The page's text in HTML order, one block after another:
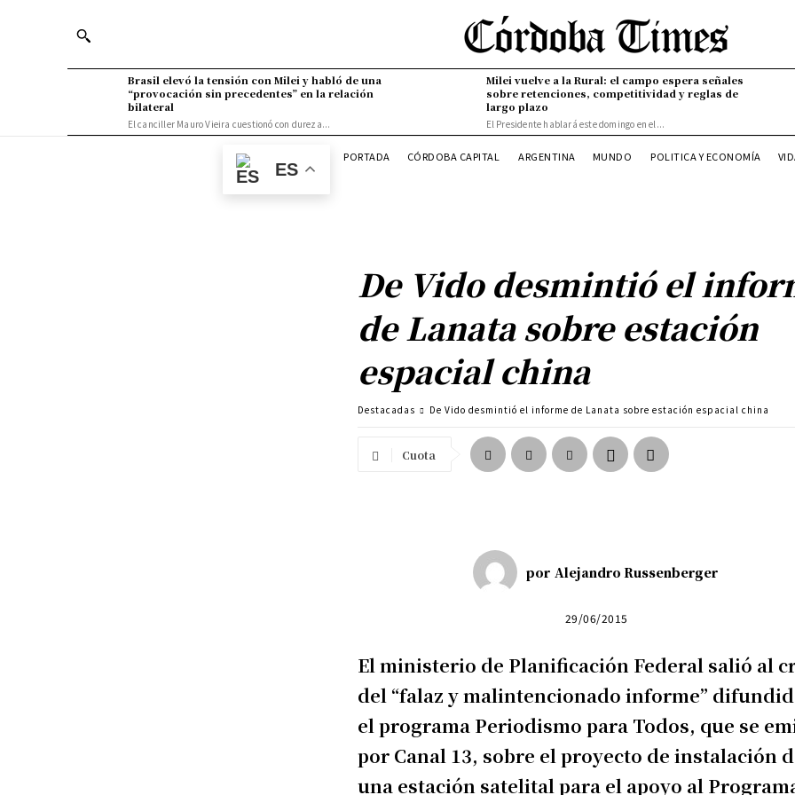
Brasil elevó la tensión con Milei y habló de una
“provocación sin precedentes” en la relación
bilateral
El canciller Mauro Vieira cuestionó con dureza...
Milei vuelve a la Rural: el campo espera señales
sobre retenciones, competitividad y reglas de
largo plazo
El Presidente hablará este domingo en el...
ES
PORTADA CÓRDOBA CAPITAL ARGENTINA MUNDO POLITICA Y ECONOMÍA
De Vido desmintió el
de Lanata sobre estación
espacial china
Destacadas De Vido desmintió el informe de Lanata sobre estación espacial china
Cuota
por Alejandro Russenberger
29/06/2015
El ministerio de Planificación Federal salió al
del “falaz y malintencionado informe”
el programa Periodismo para Todos, que se
por Canal 13, sobre el proyecto de instalación
una estación satelital para el apoyo al